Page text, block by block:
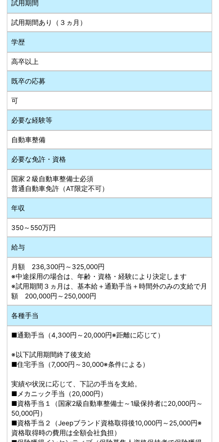
試用期間
試用期間あり（３ヵ月）
学歴
高卒以上
既卒の応募
可
必要な経験等
自動車整備
必要な免許・資格
国家２級自動車整備士必須
普通自動車免許（AT限定不可）
年収
350～550万円
給与
月額 236,300円～325,000円
※中途採用の場合は、年齢・資格・経験により決定します
※試用期間３ヵ月は、基本給＋通勤手当＋時間外のみの支給で月
額 200,000円～250,000円
各種手当
■通勤手当（4,300円～20,000円※距離に応じて）
※以下試用期間終了後支給
■住宅手当（7,000円～30,000※条件による）
実績や状況に応じて、下記の手当を支給。
■メカニック手当（20,000円）
■資格手当１（国家2級自動車整備士～1級保持者に20,000円～
50,000円）
■資格手当２（Jeepブランド資格取得後10,000円～25,000円※
資格取得時の費用は全額会社負担）